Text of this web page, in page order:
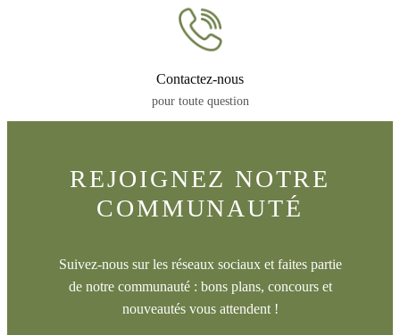
Contactez-nous
pour toute question
REJOIGNEZ NOTRE
COMMUNAUTÉ
Suivez-nous sur les réseaux sociaux et faites partie
de notre communauté : bons plans, concours et
nouveautés vous attendent !